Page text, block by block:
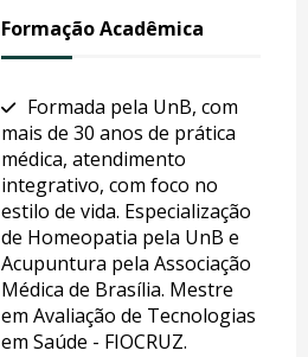
Formação Acadêmica
Formada pela UnB, com
mais de 30 anos de prática
médica, atendimento
integrativo, com foco no
estilo de vida. Especialização
de Homeopatia pela UnB e
Acupuntura pela Associação
Médica de Brasília. Mestre
em Avaliação de Tecnologias
em Saúde - FIOCRUZ.